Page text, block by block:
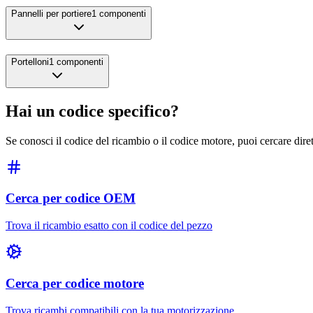
Pannelli per portiere1 componenti
Portelloni1 componenti
Hai un codice specifico?
Se conosci il codice del ricambio o il codice motore, puoi cercare
Cerca per codice OEM
Trova il ricambio esatto con il codice del pezzo
Cerca per codice motore
Trova ricambi compatibili con la tua motorizzazione